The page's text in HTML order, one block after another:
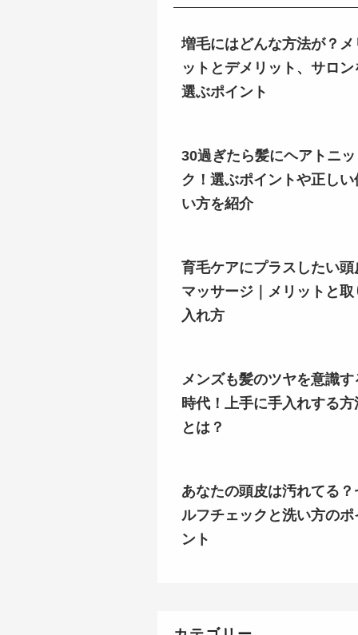
増毛にはどんな方法が？メ
ットとデメリット、サロン
選ぶポイント
30過ぎたら髪にヘアトニッ
ク！選ぶポイントや正しい
い方を紹介
育毛ケアにプラスしたい頭
マッサージ｜メリットと取
入れ方
メンズも髪のツヤを意識す
時代！上手に手入れする方
とは？
あなたの頭皮は汚れてる？
ルフチェックと洗い方のポ
ント